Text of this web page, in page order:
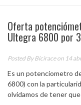
Oferta
Ultegra 6800 por
Posted ByBiciraceon 14
Es un potenciometro
6800) con la
olvidamos de tener